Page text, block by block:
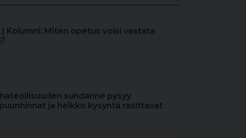
| Kolumni: Miten opetus voisi vastata
suhdanne pysyy
ja heikko kysyntä rasittavat